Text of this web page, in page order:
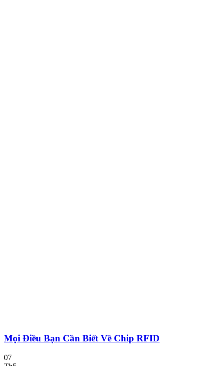
Mọi Điều Bạn Cần Biết Về Chip RFID
07